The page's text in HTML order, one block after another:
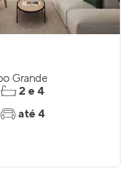
Grande
2 e 4
até 4